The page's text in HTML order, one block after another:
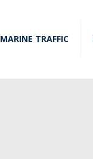
MARINE TRAFFIC